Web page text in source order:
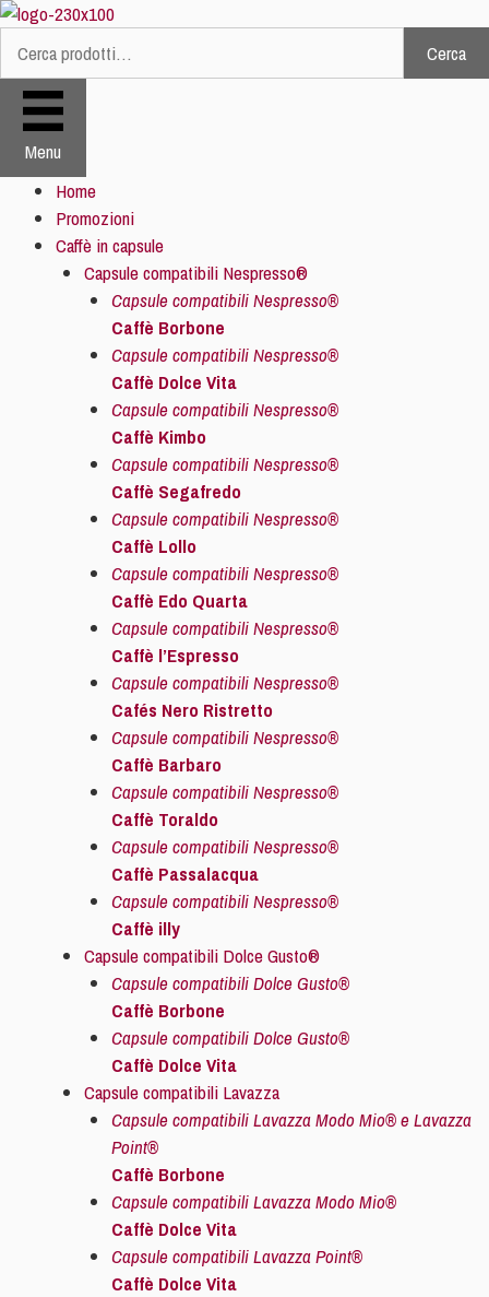
Vai
contenuto
Cerca: Cerca
Menu
Home
Promozioni
Caffè in capsule
Capsule compatibili Nespresso®
Capsule compatibili Nespresso®
Caffè Borbone
Capsule compatibili Nespresso®
Caffè Dolce Vita
Capsule compatibili Nespresso®
Caffè Kimbo
Capsule compatibili Nespresso®
Caffè Segafredo
Capsule compatibili Nespresso®
Caffè Lollo
Capsule compatibili Nespresso®
Caffè Edo Quarta
Capsule compatibili Nespresso®
Caffè l’Espresso
Capsule compatibili Nespresso®
Cafés Nero Ristretto
Capsule compatibili Nespresso®
Caffè Barbaro
Capsule compatibili Nespresso®
Caffè Toraldo
Capsule compatibili Nespresso®
Caffè Passalacqua
Capsule compatibili Nespresso®
Caffè illy
Capsule compatibili Dolce Gusto®
Capsule compatibili Dolce Gusto®
Caffè Borbone
Capsule compatibili Dolce Gusto®
Caffè Dolce Vita
Capsule compatibili Lavazza
Capsule compatibili Lavazza Modo Mio® e Lavazza
Point®
Caffè Borbone
Capsule compatibili Lavazza Modo Mio®
Caffè Dolce Vita
Capsule compatibili Lavazza Point®
Caffè Dolce Vita